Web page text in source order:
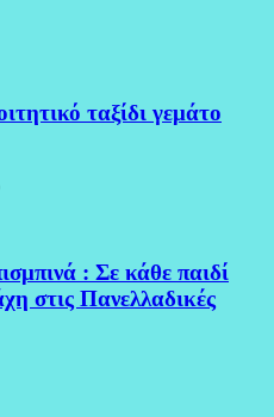
ταξίδι γεμάτο
: Σε κάθε παιδί
στις Πανελλαδικές